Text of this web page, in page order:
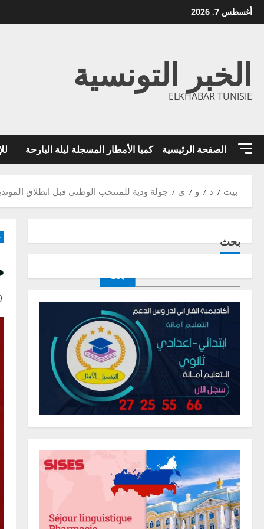
تخطي
إلى
أغسطس 7, 2026
الخبر التونسية
ELKHABAR TUNISIE
الصفحة الرئيسية كميا الأمطار المسجلة ليلة البارحة
بيت ذ و ي جولة ودية للمنتخب الوطني قبل انطلاق
بحث
بحث